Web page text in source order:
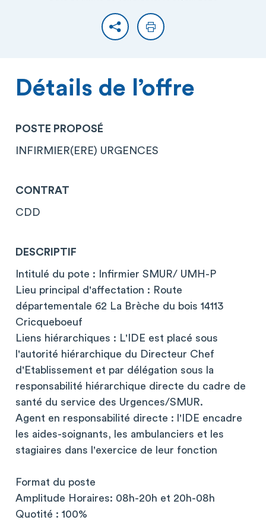
PartagerImprimer
Détails de l’offre
POSTE PROPOSÉ
INFIRMIER(ERE) URGENCES
CONTRAT
CDD
DESCRIPTIF
Intitulé du pote : Infirmier SMUR/ UMH-P
Lieu principal d'affectation : Route
départementale 62 La Brèche du bois 14113
Cricqueboeuf
Liens hiérarchiques : L'IDE est placé sous
l'autorité hiérarchique du Directeur Chef
d'Etablissement et par délégation sous la
responsabilité hiérarchique directe du cadre de
santé du service des Urgences/SMUR.
Agent en responsabilité directe : l'IDE encadre
les aides-soignants, les ambulanciers et les
stagiaires dans l'exercice de leur fonction
Format du poste
Amplitude Horaires: 08h-20h et 20h-08h
Quotité : 100%